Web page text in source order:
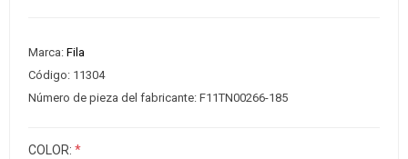
Marca: Fila
Código: 11304
Número de pieza del fabricante: F11TN00266-185
COLOR: *